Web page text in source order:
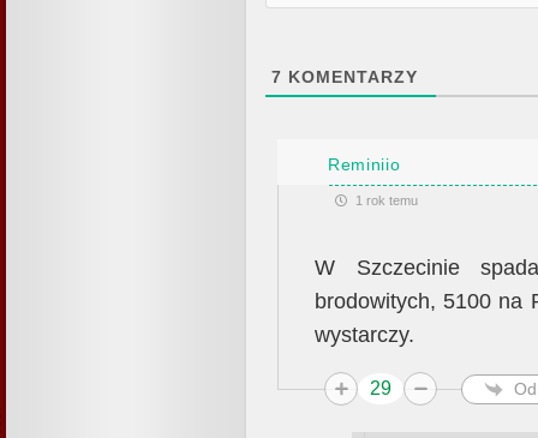
7 KOMENTARZY
Reminiio
1 rok temu
W Szczecinie
brodowitych, 5100 na
wystarczy.
29